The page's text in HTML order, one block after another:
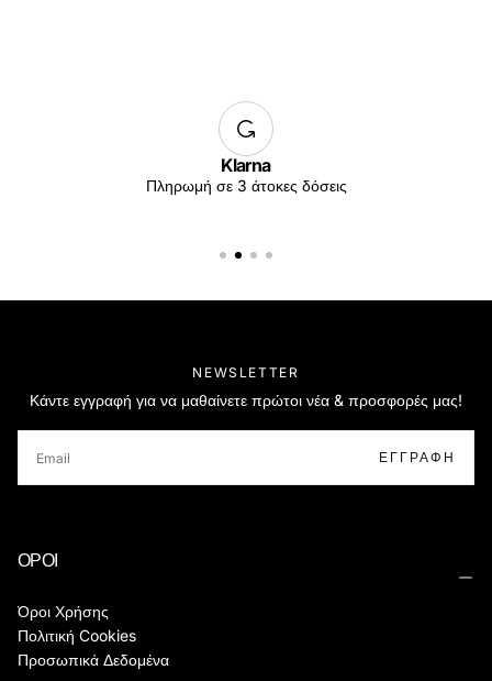
Klarna
Πληρωμή σε 3 άτοκες δόσεις
NEWSLETTER
Κάντε εγγραφή για να μαθαίνετε πρώτοι νέα & προσφορές μας!
ΕΓΓΡΑΦΉ
ΟΡΟΙ
Όροι Χρήσης
Πολιτική Cookies
Προσωπικά Δεδομένα